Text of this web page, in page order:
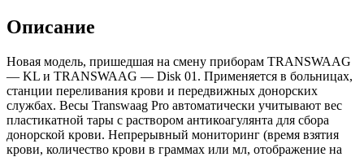
Описание
Новая модель, пришедшая на смену приборам TRANSWAAG
— KL и TRANSWAAG — Disk 01. Применяется в больницах,
станции переливания крови и передвижных донорских
службах. Весы Transwaag Pro автоматически учитывают вес
пластикатной тары с раствором антикоагулянта для сбора
донорской крови. Непрерывный мониторинг (время взятия
крови, количество крови в граммах или мл, отображение на